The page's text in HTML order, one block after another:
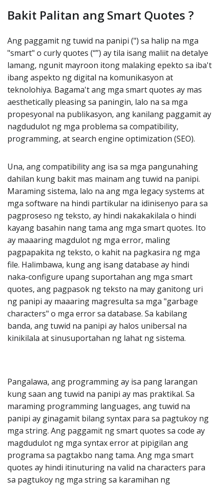
Bakit Palitan ang Smart Quotes ?
Ang paggamit ng tuwid na panipi (") sa halip na mga
"smart" o curly quotes (“”) ay tila isang maliit na detalye
lamang, ngunit mayroon itong malaking epekto sa iba't
ibang aspekto ng digital na komunikasyon at
teknolohiya. Bagama't ang mga smart quotes ay mas
aesthetically pleasing sa paningin, lalo na sa mga
propesyonal na publikasyon, ang kanilang paggamit ay
nagdudulot ng mga problema sa compatibility,
programming, at search engine optimization (SEO).
Una, ang compatibility ang isa sa mga pangunahing
dahilan kung bakit mas mainam ang tuwid na panipi.
Maraming sistema, lalo na ang mga legacy systems at
mga software na hindi partikular na idinisenyo para sa
pagproseso ng teksto, ay hindi nakakakilala o hindi
kayang basahin nang tama ang mga smart quotes. Ito
ay maaaring magdulot ng mga error, maling
pagpapakita ng teksto, o kahit na pagkasira ng mga
file. Halimbawa, kung ang isang database ay hindi
naka-configure upang suportahan ang mga smart
quotes, ang pagpasok ng teksto na may ganitong uri
ng panipi ay maaaring magresulta sa mga "garbage
characters" o mga error sa database. Sa kabilang
banda, ang tuwid na panipi ay halos unibersal na
kinikilala at sinusuportahan ng lahat ng sistema.
Pangalawa, ang programming ay isa pang larangan
kung saan ang tuwid na panipi ay mas praktikal. Sa
maraming programming languages, ang tuwid na
panipi ay ginagamit bilang syntax para sa pagtukoy ng
mga string. Ang paggamit ng smart quotes sa code ay
magdudulot ng mga syntax error at pipigilan ang
programa sa pagtakbo nang tama. Ang mga smart
quotes ay hindi itinuturing na valid na characters para
sa pagtukoy ng mga string sa karamihan ng